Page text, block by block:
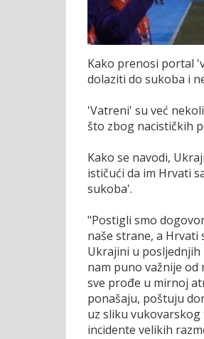
Kako prenosi portal
dolaziti do sukoba i
'Vatreni' su već
što zbog nacističkih
Kako se navodi,
ističući da im Hrvati
sukoba'.
"Postigli smo
naše strane, a Hrvati
Ukrajini u
nam puno važnije od
sve prođe u mirnoj
ponašaju, poštuju
uz sliku
incidente velikih